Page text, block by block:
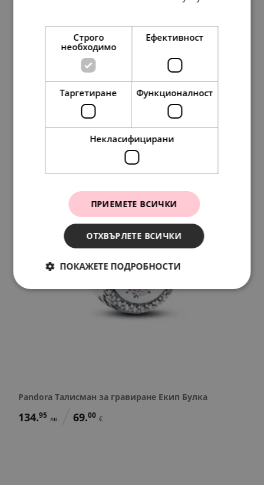
Pandora Талисман За теб, мамо
19.00 €
Pandora Талисман за гравиране Екип Булка
134.95 лв. 69.00 €
Строго
необходимо
Ефективност
Таргетиране Функционалност
Некласифицирани
ПРИЕМЕТЕ ВСИЧКИ
ОТХВЪРЛЕТЕ ВСИЧКИ
ПОКАЖЕТЕ ПОДРОБНОСТИ